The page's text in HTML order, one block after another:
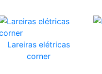
Lareiras elétricas
corner